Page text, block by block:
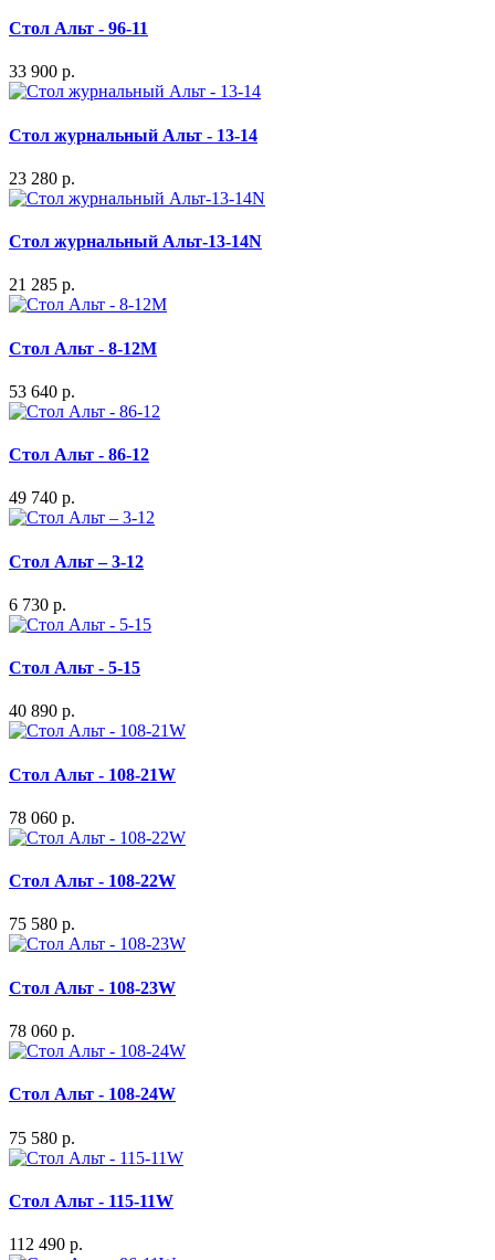
Стол Альт - 96-11
33 900 р.
Стол журнальный Альт - 13-14
23 280 р.
Стол журнальный Альт-13-14N
21 285 р.
Стол Альт - 8-12М
53 640 р.
Стол Альт - 86-12
49 740 р.
Стол Альт – 3-12
6 730 р.
Стол Альт - 5-15
40 890 р.
Стол Альт - 108-21W
78 060 р.
Стол Альт - 108-22W
75 580 р.
Стол Альт - 108-23W
78 060 р.
Стол Альт - 108-24W
75 580 р.
Стол Альт - 115-11W
112 490 р.